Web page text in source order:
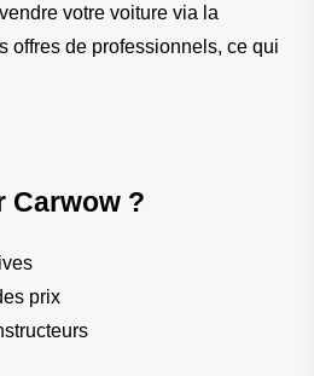
votre voiture via la
offres de professionnels, ce qui
Carwow ?
prix